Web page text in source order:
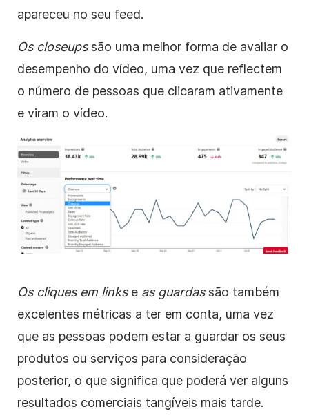
apareceu no seu feed.
Os closeupssão uma melhor forma de avaliar o
desempenho do vídeo, uma vez que reflectem
o número de pessoas que clicaram ativamente
e viram o vídeo.
Os cliques em linkse as guardassão também
excelentes métricas a ter em conta, uma vez
que as pessoas podem estar a guardar os seus
produtos ou serviços para consideração
posterior, o que significa que poderá ver alguns
resultados comerciais tangíveis mais tarde.